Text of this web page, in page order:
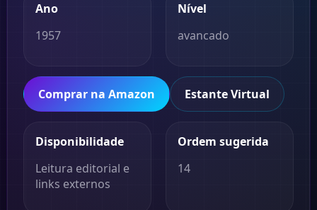
Ano
1957
Nível
avancado
Comprar na Amazon Estante Virtual
Disponibilidade
Leitura editorial e
links externos
Ordem sugerida
14